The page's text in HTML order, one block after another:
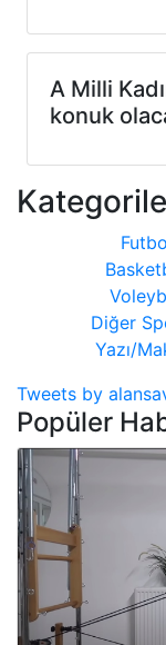
A Milli
konuk
Diğer
Yazı/
Tweets by
Popüler